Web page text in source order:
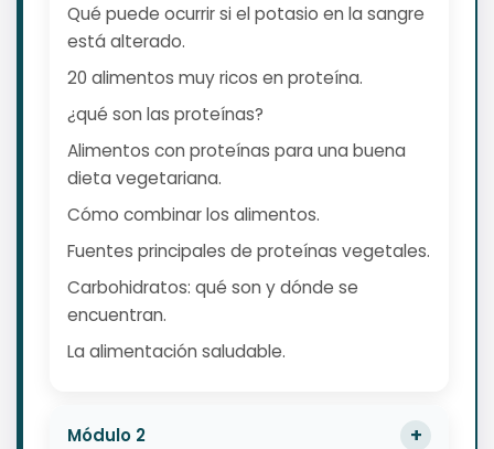
Qué puede ocurrir si el potasio en la sangre
está alterado.
20 alimentos muy ricos en proteína.
¿qué son las proteínas?
Alimentos con proteínas para una buena
dieta vegetariana.
Cómo combinar los alimentos.
Fuentes principales de proteínas vegetales.
Carbohidratos: qué son y dónde se
encuentran.
La alimentación saludable.
Módulo 2